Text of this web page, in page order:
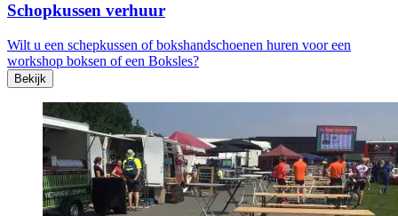
Schopkussen verhuur
Wilt u een schepkussen of bokshandschoenen huren voor een
workshop boksen of een Boksles?
Bekijk